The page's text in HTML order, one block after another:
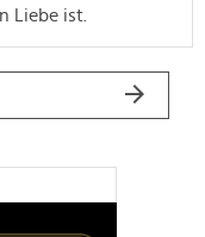
Liebe ist.